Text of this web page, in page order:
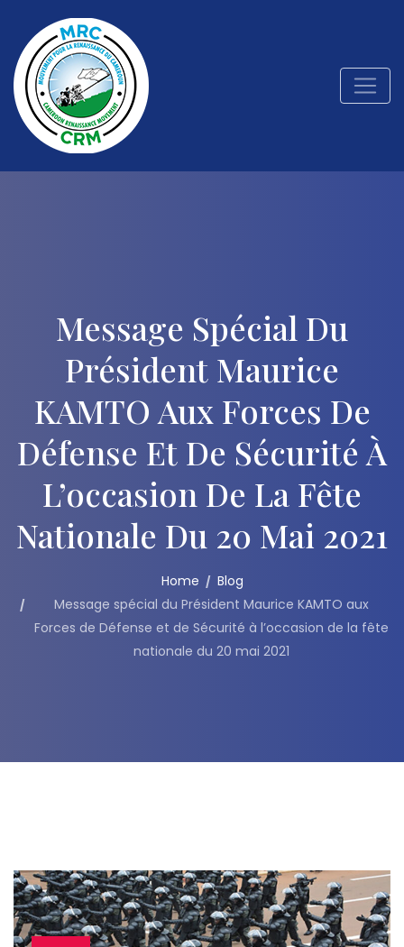
Message Spécial Du
Président Maurice
KAMTO Aux Forces De
Défense Et De Sécurité À
L’occasion De La Fête
Nationale Du 20 Mai 2021
Home
Blog
Message spécial du Président Maurice KAMTO aux
Forces de Défense et de Sécurité à l’occasion de la fête
nationale du 20 mai 2021